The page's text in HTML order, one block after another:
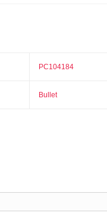
PC104184
Bullet